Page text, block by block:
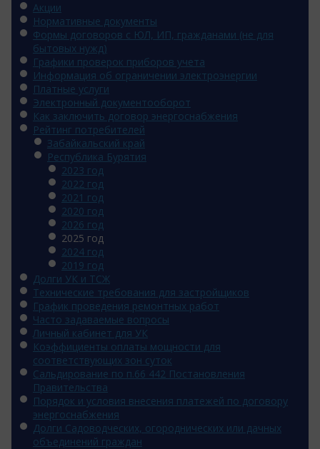
Акции
Нормативные документы
Формы договоров с ЮЛ, ИП, гражданами (не для
бытовых нужд)
Графики проверок приборов учета
Информация об ограничении электроэнергии
Платные услуги
Электронный документооборот
Как заключить договор энергоснабжения
Рейтинг потребителей
Забайкальский край
Республика Бурятия
2023 год
2022 год
2021 год
2020 год
2026 год
2025 год
2024 год
2019 год
Долги УК и ТСЖ
Технические требования для застройщиков
График проведения ремонтных работ
Часто задаваемые вопросы
Личный кабинет для УК
Коэффициенты оплаты мощности для
соответствующих зон суток
Сальдирование по п.66 442 Постановления
Правительства
Порядок и условия внесения платежей по договору
энергоснабжения
Долги Садоводческих, огороднических или дачных
объединений граждан